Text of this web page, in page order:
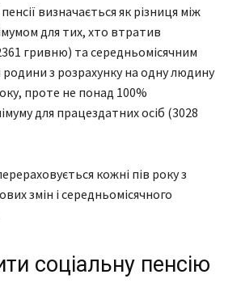
визначається як різниця між
для тих, хто втратив
гривню) та середньомісячним
з розрахунку на одну людину
проте не понад 100%
для працездатних осіб (3028
кожні пів року з
змін і середньомісячного
соціальну пенсію